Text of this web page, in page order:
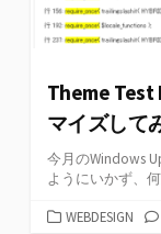
Theme Test
マイズして
今月のWindows
ようにいかず、
カWEBDESIGN